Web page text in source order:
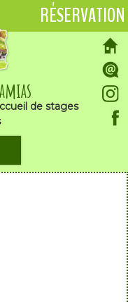
RÉSERVATION
de stages